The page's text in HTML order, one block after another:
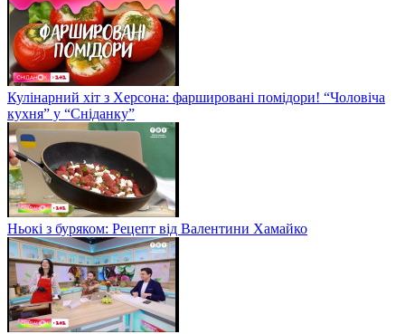
Кулінарний хіт з Херсона: фаршировані помідори! “Чоловіча
кухня” у “Сніданку”
Ньокі з буряком: Рецепт від Валентини Хамайко